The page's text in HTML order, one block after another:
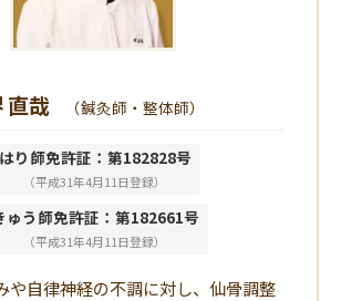
直哉 （鍼灸師・整体師）
はり師免許証：第182828号
（平成31年4月11日登録）
ゅう師免許証：第182661号
（平成31年4月11日登録）
や自律神経の不調に対し、仙骨調整